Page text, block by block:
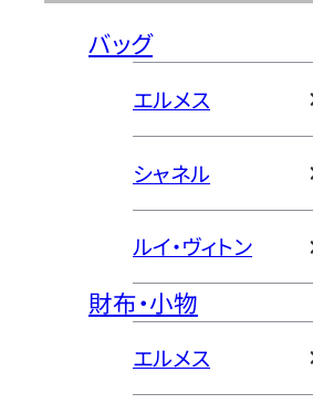
バッグ
エルメス
シャネル
ルイ・ヴィトン
財布・小物
エルメス